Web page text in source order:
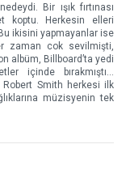
Bir ışık fırtınası
koptu. Herkesin elleri
ikisini yapmayanlar ise
zaman cok sevilmişti,
albüm, Billboard’ta yedi
içinde bırakmıştı…
Robert Smith herkesi ilk
müzisyenin tek